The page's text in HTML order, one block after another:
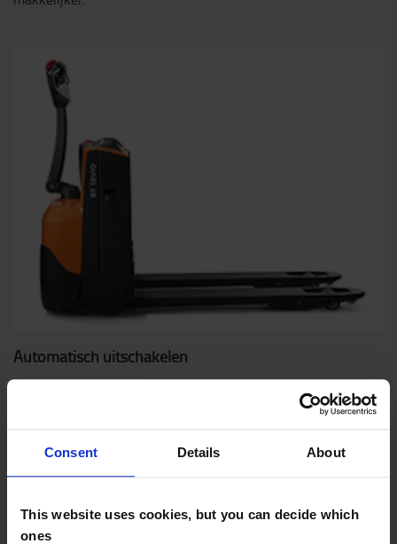
Consent Details About
This website uses cookies, but you can decide which
ones
Automatisch uitschakelen
Als je de truck onbeheerd achterlaat, schakelt hij
automatisch uit om energie te besparen. Je kan de tijd
instellen op 1 tot 20 minuten of 4 uur.